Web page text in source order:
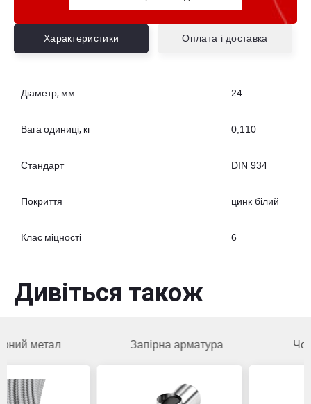
Характеристики Оплата і доставка
Діаметр, мм 24
Вага одиниці, кг 0,110
Стандарт DIN 934
Покриття цинк білий
Клас міцності 6
Дивіться також
Запірна арматура Чорний